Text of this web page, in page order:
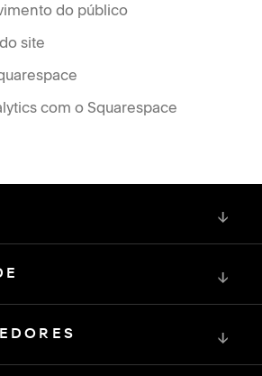
do público
site
com o Squarespace
↓
↓
↓